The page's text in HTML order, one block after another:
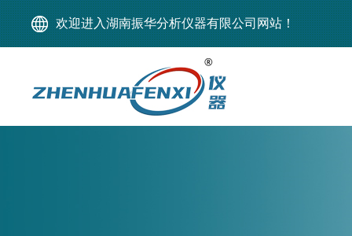
欢迎进入湖南振华分析仪器有限公司网站！